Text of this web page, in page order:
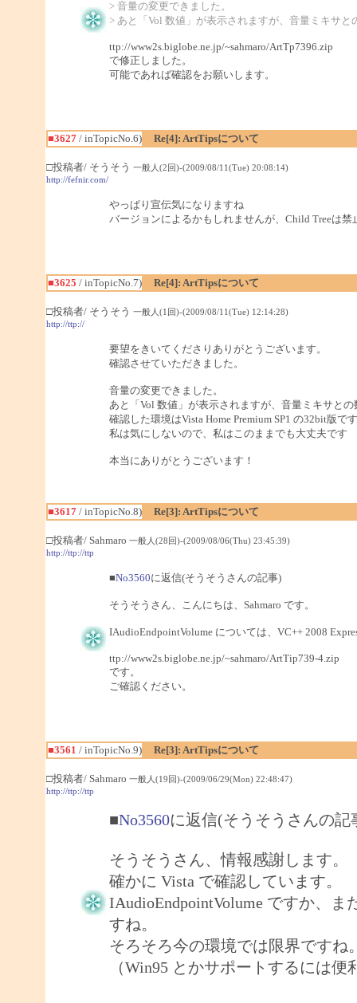
> 音量の変更できました。
> あと「Vol 数値」が表示されますが、音量ミキサ
ttp://www2s.biglobe.ne.jp/~sahmaro/ArtTp7396.zip
で修正しました。
可能であれば確認をお願いします。
■3627/ inTopicNo.6) Re[4]: ArtTipsについて
□投稿者/ そうそう 一般人(2回)-(2009/08/11(Tue) 20:08:14)
http://fefnir.com/
やっぱり宣伝気になりますね
バージョンによるかもしれませんが、Child Treeは
■3625 / inTopicNo.7) Re[4]: ArtTipsについて
□投稿者/ そうそう 一般人(1回)-(2009/08/11(Tue) 12:14:28)
http://ttp://
要望をきいてくださりありがとうございます。
確認させていただきました。
音量の変更できました。
あと「Vol 数値」が表示されますが、音量ミキサと
確認した環境はVista Home Premium SP1 の32bit版で
私は気にしないので、私はこのままでも大丈夫です
本当にありがとうございます！
■3617/ inTopicNo.8) Re[3]: ArtTipsについて
□投稿者/ Sahmaro 一般人(28回)-(2009/08/06(Thu) 23:45:39)
http://ttp://ttp
■No3560に返信(そうそうさんの記事)
そうそうさん、こんにちは、Sahmaro です。
IAudioEndpointVolume については、VC++ 2008
ttp://www2s.biglobe.ne.jp/~sahmaro/ArtTip739-4.zip
です。
ご確認ください。
■3561 / inTopicNo.9) Re[3]: ArtTipsについて
□投稿者/ Sahmaro 一般人(19回)-(2009/06/29(Mon) 22:48:47)
http://ttp://ttp
■No3560に返信(そうそうさんの記
そうそうさん、情報感謝します。
確かに Vista で確認しています。
IAudioEndpointVolume ですか、
すね。
そろそろ今の環境では限界ですね
（Win95 とかサポートするには